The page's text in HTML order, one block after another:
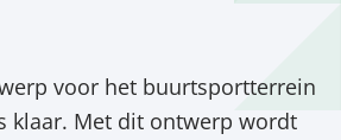
voor het buurtsportterrein
klaar. Met dit ontwerp wordt